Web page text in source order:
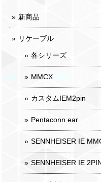
新商品
リケーブル
各シリーズ
MMCX
カスタムIEM2pin
Pentaconn ear
SENNHEISER IE
SENNHEISER IE